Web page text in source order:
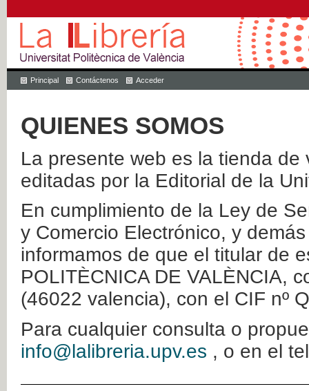
Principal Contáctenos Acceder
QUIENES SOMOS
La presente web es la tienda
editadas por la Editorial de la
En cumplimiento de la Ley de
y Comercio Electrónico, y
informamos de que el titular de
POLITÈCNICA DE VALÈNCIA,
(46022 valencia), con el CIF nº
Para cualquier consulta o
info@lalibreria.upv.es , o en el